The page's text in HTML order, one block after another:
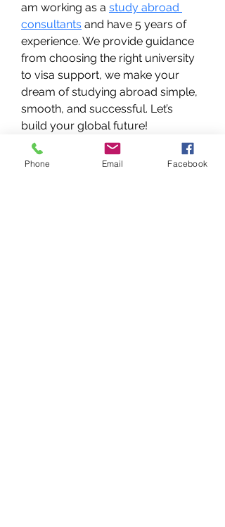
am working as a study abroad
consultants and have 5 years of
experience. We provide guidance
from choosing the right university
to visa support, we make your
dream of studying abroad simple,
smooth, and successful. Let’s
build your global future!
Phone Email Facebook